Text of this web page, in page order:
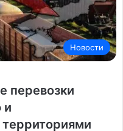
Новости
перевозки
и